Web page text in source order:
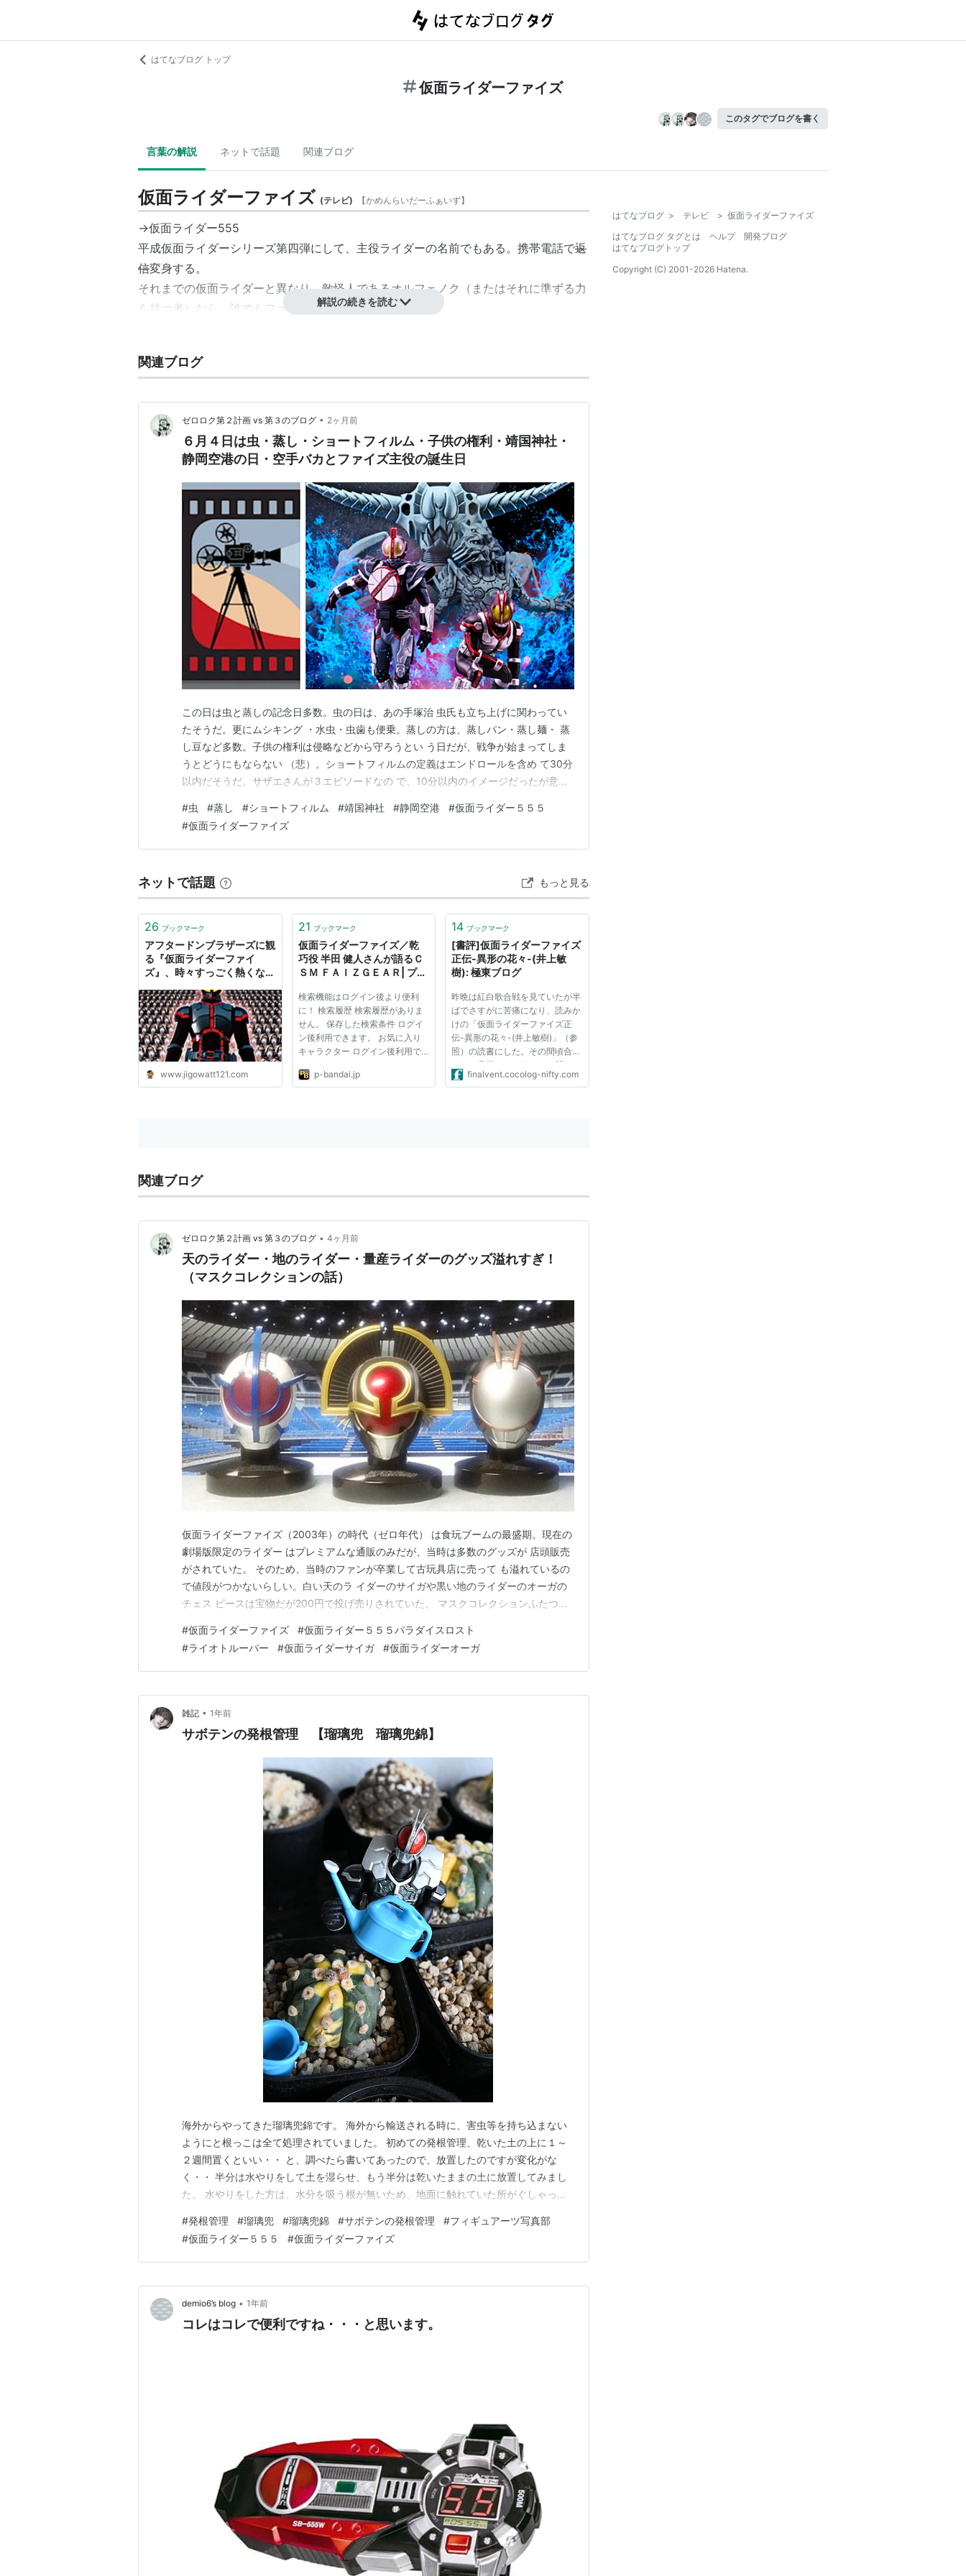
はてなブログ トップ
仮面ライダーファイズ
このタグでブログを書く
言葉の解説 ネットで話題 関連ブログ
仮面ライダーファイズ (テレビ) 【かめんらいだーふぁいず】
→仮面ライダー555
平成仮面ライダーシリーズ第四弾にして、主役ライダーの名前でもある。携帯電話で返
信変身する。
それまでの仮面ライダーと異なり、敵怪人であるオルフェノク（またはそれに準ずる力
を持つ者）なら、誰でもファイズに変身可能。
優れている。
ファイズという名は、数字の5の複数形である「555」「Fives」と、デザインモチーフ
であるギリシャ文字Φを表す。
仮面ライダーXを髣髴とさせるメカニカル系統のライダー。携帯電話という若者ウケの
良いツールのモチーフとクールな音声ギミックが大ヒットし、
仮面ライダーWのダブルドライバーに抜かれるまでは、歴代平成ライダーで一番の変身
ベルト売上を誇っていた。
オープニング主題歌を、以前から仮面ライダーの大ファンだと公言してきたDA PUMP
のISSAが担当した事でも話題に。
仮面ライダーファイズ (CCCD)
アーティスト:ISSA,石原慎一
出版社/メーカー:エイベックス・トラックス
発売日:2003/03/12
メディア:CD
購入: 1人クリック: 90回
この商品を含むブログ (19件) を見る
解説の続きを読む
関連ブログ
ゼロロク第２計画 vs 第３のブログ • 2ヶ月前
６月４日は虫・蒸し・ショートフィルム・子供の権利・靖国神社・
静岡空港の日・空手バカとファイズ主役の誕生日
この日は虫と蒸しの記念日多数。虫の日は、あの手塚治 虫氏も立ち上げに関わってい
たそうだ。更にムシキング ・水虫・虫歯も便乗。蒸しの方は、蒸しパン・蒸し麺・ 蒸
し豆など多数。子供の権利は侵略などから守ろうとい う日だが、戦争が始まってしま
うとどうにもならない （悲）。ショートフィルムの定義はエンドロールを含め て30分
以内だそうだ。サザエさんが３エピソードなの で、10分以内のイメージだったが意外
か？というと、参拝をやめると潰せと言われる ので「そこまで言いなりにはならない
よ」という姿勢ら しい。静岡空港は赤字必至と言…
#虫 #蒸し #ショートフィルム #靖国神社 #静岡空港 #仮面ライダー５５５
#仮面ライダーファイズ
ネットで話題 もっと見る
26 ブックマーク
アフタードンブラザーズに観
る『仮面ライダーファイ
ズ』、時々すっごく熱くなる
ト
www.jigowatt121.com
21 ブックマーク
仮面ライダーファイズ／乾
巧役 半田 健人さんが語るＣ
ＳＭ ＦＡＩＺＧＥＡＲ| プレ
検索機能はログイン後より便利
に！ 検索履歴 検索履歴がありま
せん。 保存した検索条件 ログイ
ン後利用できます。 お気に入り
キャラクター ログイン後利用で
p-bandai.jp
14 ブックマーク
[書評]仮面ライダーファイズ
正伝-異形の花々-(井上敏
樹): 極東ブログ
昨晩は紅白歌合戦を見ていたが半
ばでさすがに苦痛になり、読みか
けの「仮面ライダーファイズ正
伝-異形の花々-(井上敏樹)」（参
照）の読書にした。その間頃合い
をみて桑田さんの歌だけは聞いた
が、また読書に戻る。読み終えて
finalvent.cocolog-nifty.com
関連ブログ
ゼロロク第２計画 vs 第３のブログ • 4ヶ月前
天のライダー・地のライダー・量産ライダーのグッズ溢れすぎ！
（マスクコレクションの話）
仮面ライダーファイズ（2003年）の時代（ゼロ年代） は食玩ブームの最盛期。現在の
劇場版限定のライダー はプレミアムな通販のみだが、当時は多数のグッズが 店頭販売
がされていた。 そのため、当時のファンが卒業して古玩具店に売って も溢れているの
で値段がつかないらしい。白い天のラ イダーのサイガや黒い地のライダーのオーガの
チェス ピースは宝物だが200円で投げ売りされていた。 マスクコレクションふたつで
で既に使っているので、量産ライダーのライオ トルーパーを右に配置。スーツは６着
と思われるが巧 みな編集と合成で１万人に…
#仮面ライダーファイズ #仮面ライダー５５５パラダイスロスト
#ライオトルーパー #仮面ライダーサイガ #仮面ライダーオーガ
雑記 • 1年前
サボテンの発根管理 【瑠璃兜 瑠璃兜錦】
海外からやってきた瑠璃兜錦です。 海外から輸送される時に、害虫等を持ち込まない
ようにと根っこは全て処理されていました。 初めての発根管理、乾いた土の上に１～
２週間置くといい・・ と、調べたら書いてあったので、放置したのですが変化がな
く・・ 半分は水やりをして土を湿らせ、もう半分は乾いたままの土に放置してみまし
た。 水やりをした方は、水分を吸う根が無いため、地面に触れていた所がぐしゃっと
が出てきました！ 根が出てきてからは水やりをしてもいいのだろうか・・ 大丈夫だと
は思うのですが、また腐っちゃうのが怖くて、根が出た子達…
#発根管理 #瑠璃兜 #瑠璃兜錦 #サボテンの発根管理 #フィギュアーツ写真部
#仮面ライダー５５５ #仮面ライダーファイズ
demio6’s blog • 1年前
コレはコレで便利ですね・・・と思います。
はてなブログ > テレビ > 仮面ライダーファイズ
はてなブログ タグとは
ヘルプ
開発ブログ
はてなブログトップ
Copyright (C) 2001-2026 Hatena.